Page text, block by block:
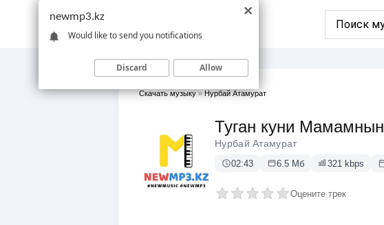
Скачать музыку »Нурбай Атамурат
Туган куни Мамамнын
Нурбай Атамурат
02:43 6.5 Мб 321 kbps
Оцените трек
newmp3.kz
Would like to send you notifications
Discard Allow